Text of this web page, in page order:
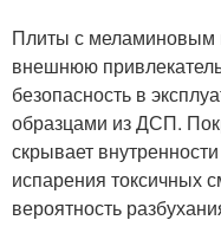
Плиты с меламиновым
внешнюю
безопасность в
образцами из ДСП.
скрывает
испарения токсичных
вероятность